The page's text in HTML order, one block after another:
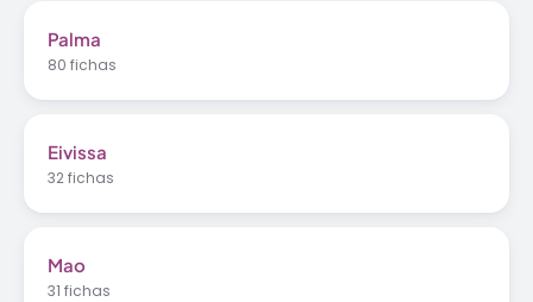
Palma
80 fichas
Eivissa
32 fichas
Mao
31 fichas